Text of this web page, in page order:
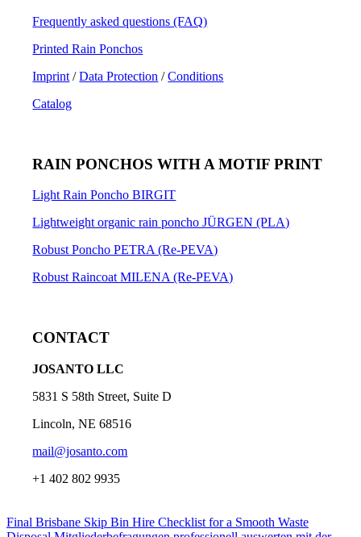
Frequently asked questions (FAQ)
Printed Rain Ponchos
Imprint /Data Protection /Conditions
Catalog
RAIN PONCHOS WITH A MOTIF PRINT
Light Rain Poncho BIRGIT
Lightweight organic rain poncho JÜRGEN (PLA)
Robust Poncho PETRA (Re-PEVA)
Robust Raincoat MILENA (Re-PEVA)
CONTACT
JOSANTO LLC
5831 S 58th Street, Suite D
Lincoln, NE 68516
mail@josanto.com
+1 402 802 9935
Final Brisbane Skip Bin Hire Checklist for a Smooth Waste